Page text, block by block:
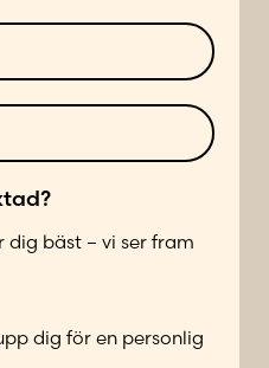
dig bäst – vi ser fram
dig för en personlig